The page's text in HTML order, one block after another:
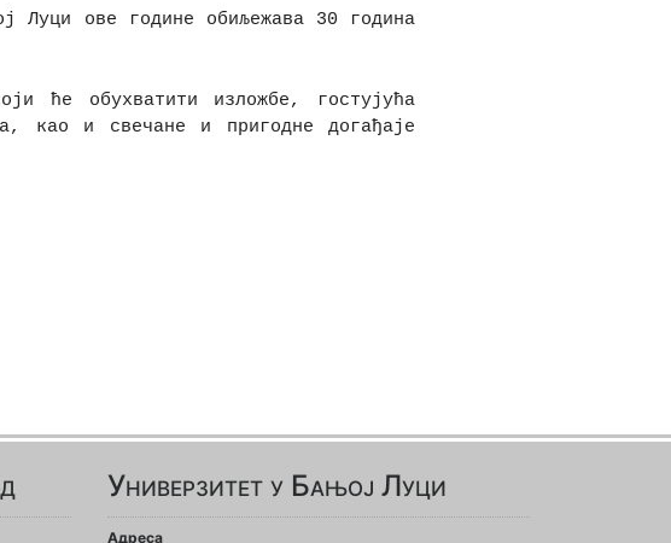
Луци ове године обиљежава 30 година
ће обухватити изложбе, гостујућа
као и свечане и пригодне догађаје
Универзитет у Бањој Луци
Адреса